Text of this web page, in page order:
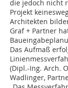
die jedoch nicht
Projekt
Architekten
Graf + Partner
Das Aufmaß
(Dipl.-Ing. Arch.
Wadlinger,